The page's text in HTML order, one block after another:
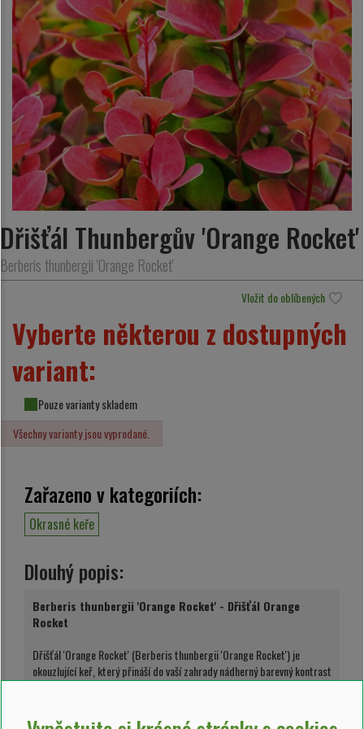
Dřišťál Thunbergův 'Orange Rocket'
Berberis thunbergii 'Orange Rocket'
Vložit do oblíbených
Vyberte některou z dostupných
variant:
Pouze varianty skladem
Všechny varianty jsou vyprodané.
Zařazeno v kategoriích:
Okrasné keře
Dlouhý popis:
Berberis thunbergii 'Orange Rocket' - Dřišťál Orange
Rocket
Dřišťál 'Orange Rocket' (Berberis thunbergii 'Orange Rocket') je
okouzlující keř, který přináší do vaší zahrady nádherný barevný kontrast
a živoucí energii. Tato odrůda dřišťálu je známá pro své oranžové listy,